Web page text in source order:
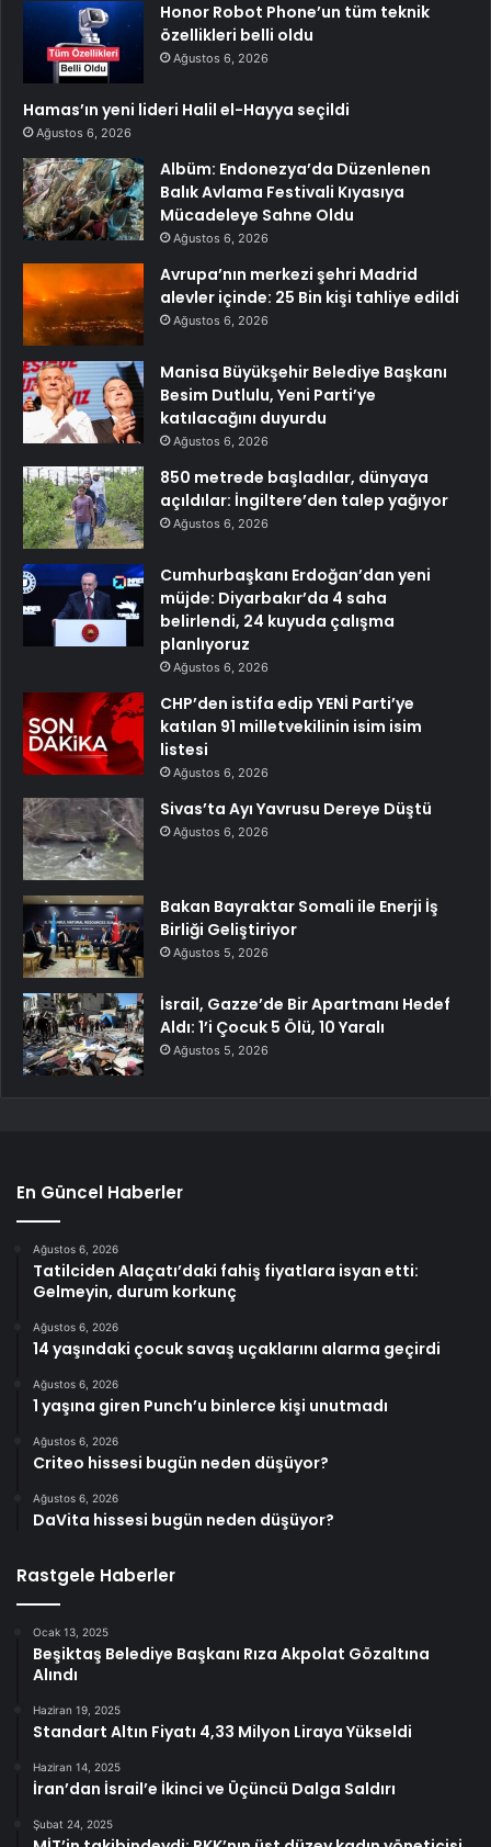
Honor Robot Phone’un tüm teknik
özellikleri belli oldu
Ağustos 6, 2026
Hamas’ın yeni lideri Halil el-Hayya seçildi
Ağustos 6, 2026
Albüm: Endonezya’da Düzenlenen
Balık Avlama Festivali Kıyasıya
Mücadeleye Sahne Oldu
Ağustos 6, 2026
Avrupa’nın merkezi şehri Madrid
alevler içinde: 25 Bin kişi tahliye edildi
Ağustos 6, 2026
Manisa Büyükşehir Belediye Başkanı
Besim Dutlulu, Yeni Parti’ye
katılacağını duyurdu
Ağustos 6, 2026
850 metrede başladılar, dünyaya
açıldılar: İngiltere’den talep yağıyor
Ağustos 6, 2026
Cumhurbaşkanı Erdoğan’dan yeni
müjde: Diyarbakır’da 4 saha
belirlendi, 24 kuyuda çalışma
planlıyoruz
Ağustos 6, 2026
CHP’den istifa edip YENİ Parti’ye
katılan 91 milletvekilinin isim isim
listesi
Ağustos 6, 2026
Sivas’ta Ayı Yavrusu Dereye Düştü
Ağustos 6, 2026
Bakan Bayraktar Somali ile Enerji İş
Birliği Geliştiriyor
Ağustos 5, 2026
İsrail, Gazze’de Bir Apartmanı Hedef
Aldı: 1’i Çocuk 5 Ölü, 10 Yaralı
Ağustos 5, 2026
En Güncel Haberler
Ağustos 6, 2026
Tatilciden Alaçatı’daki fahiş fiyatlara isyan etti:
Gelmeyin, durum korkunç
Ağustos 6, 2026
14 yaşındaki çocuk savaş uçaklarını alarma geçirdi
Ağustos 6, 2026
1 yaşına giren Punch’u binlerce kişi unutmadı
Ağustos 6, 2026
Criteo hissesi bugün neden düşüyor?
Ağustos 6, 2026
DaVita hissesi bugün neden düşüyor?
Rastgele Haberler
Ocak 13, 2025
Beşiktaş Belediye Başkanı Rıza Akpolat Gözaltına
Alındı
Haziran 19, 2025
Standart Altın Fiyatı 4,33 Milyon Liraya Yükseldi
Haziran 14, 2025
İran’dan İsrail’e İkinci ve Üçüncü Dalga Saldırı
Şubat 24, 2025